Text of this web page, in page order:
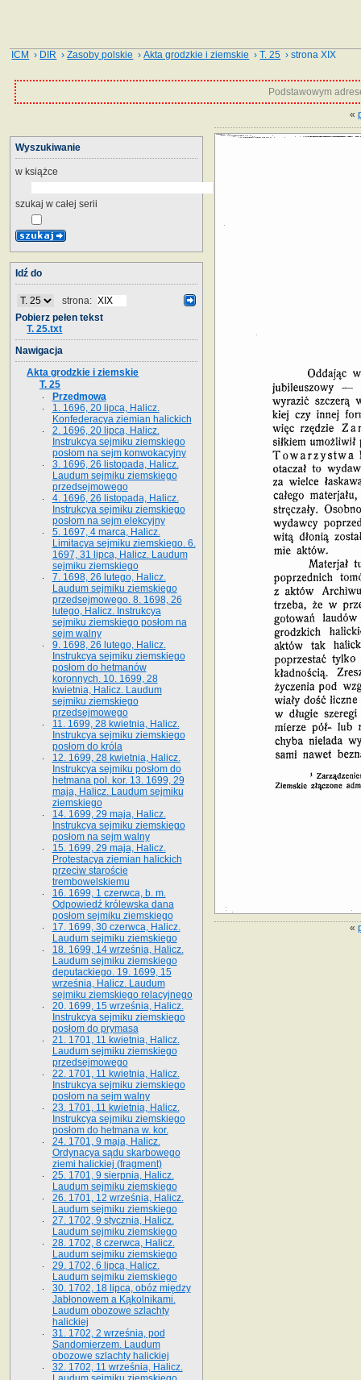
ICM › DIR ›Zasoby polskie ›Akta grodzkie i ziemskie ›T. 25 › strona XIX
Podstawowym
«
«
Wyszukiwanie
w książce
szukaj w całej serii
Idź do
strona:
Pobierz pełen tekst
T. 25.txt
Nawigacja
Akta grodzkie i ziemskie
T. 25
Przedmowa
1. 1696, 20 lipca, Halicz.
Konfederacya ziemian halickich
2. 1696, 20 lipca, Halicz.
Instrukcya sejmiku ziemskiego
posłom na sejm konwokacyjny
3. 1696, 26 listopada, Halicz.
Laudum sejmiku ziemskiego
przedsejmowego
4. 1696, 26 listopada, Halicz.
Instrukcya sejmiku ziemskiego
posłom na sejm elekcyjny
5. 1697, 4 marca, Halicz.
Limitacya sejmiku ziemskiego. 6.
1697, 31 lipca, Halicz. Laudum
sejmiku ziemskiego
7. 1698, 26 lutego, Halicz.
Laudum sejmiku ziemskiego
przedsejmowego. 8. 1698, 26
lutego, Halicz. Instrukcya
sejmiku ziemskiego posłom na
sejm walny
9. 1698, 26 lutego, Halicz.
Instrukcya sejmiku ziemskiego
posłom do hetmanów
koronnych. 10. 1699, 28
kwietnia, Halicz. Laudum
sejmiku ziemskiego
przedsejmowego
11. 1699, 28 kwietnia, Halicz.
Instrukcya sejmiku ziemskiego
posłom do króla
12. 1699, 28 kwietnia, Halicz.
Instrukcya sejmiku posłom do
hetmana pol. kor. 13. 1699, 29
maja, Halicz. Laudum sejmiku
ziemskiego
14. 1699, 29 maja, Halicz.
Instrukcya sejmiku ziemskiego
posłom na sejm walny
15. 1699, 29 maja, Halicz.
Protestacya ziemian halickich
przeciw staroście
trembowelskiemu
16. 1699, 1 czerwca, b. m.
Odpowiedź królewska dana
posłom sejmiku ziemskiego
17. 1699, 30 czerwca, Halicz.
Laudum sejmiku ziemskiego
18. 1699, 14 września, Halicz.
Laudum sejmiku ziemskiego
deputackiego. 19. 1699, 15
września, Halicz. Laudum
sejmiku ziemskiego relacyjnego
20. 1699, 15 września, Halicz.
Instrukcya sejmiku ziemskiego
posłom do prymasa
21. 1701, 11 kwietnia, Halicz.
Laudum sejmiku ziemskiego
przedsejmowego
22. 1701, 11 kwietnia, Halicz.
Instrukcya sejmiku ziemskiego
posłom na sejm walny
23. 1701, 11 kwietnia, Halicz.
Instrukcya sejmiku ziemskiego
posłom do hetmana w. kor.
24. 1701, 9 maja, Halicz.
Ordynacya sądu skarbowego
ziemi halickiej (fragment)
25. 1701, 9 sierpnia, Halicz.
Laudum sejmiku ziemskiego
26. 1701, 12 września, Halicz.
Laudum sejmiku ziemskiego
27. 1702, 9 stycznia, Halicz.
Laudum sejmiku ziemskiego
28. 1702, 8 czerwca, Halicz.
Laudum sejmiku ziemskiego
29. 1702, 6 lipca, Halicz.
Laudum sejmiku ziemskiego
30. 1702, 18 lipca, obóz między
Jabłonowem a Kąkolnikami.
Laudum obozowe szlachty
halickiej
31. 1702, 2 września, pod
Sandomierzem. Laudum
obozowe szlachty halickiej
32. 1702, 11 września, Halicz.